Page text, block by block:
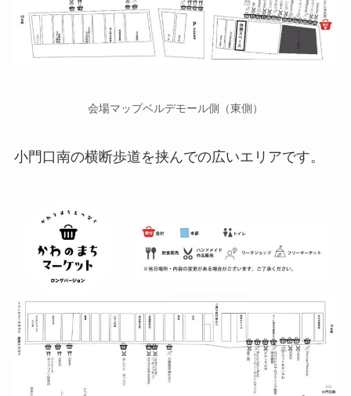
会場マップベルデモール側（東側）
小門口南の横断歩道を挟んでの広いエリアです。